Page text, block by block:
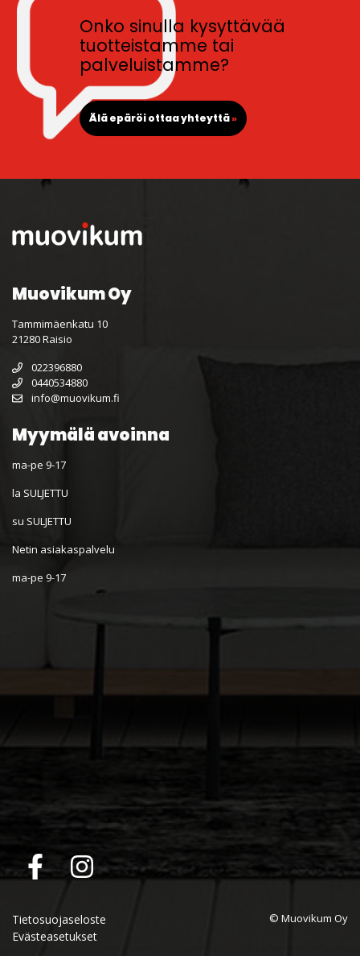
Onko sinulla kysyttävää
tuotteistamme tai
palveluistamme?
Älä epäröi ottaa yhteyttä»
Muovikum Oy
Tammimäenkatu 10
21280 Raisio
022396880
0440534880
info@muovikum.fi
Myymälä avoinna
ma-pe 9-17
la SULJETTU
su SULJETTU
Netin asiakaspalvelu
ma-pe 9-17
Tietosuojaseloste
Evästeasetukset
© Muovikum Oy